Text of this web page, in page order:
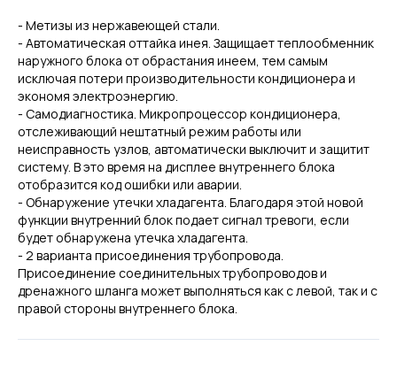
- Метизы из нержавеющей стали.
- Автоматическая оттайка инея. Защищает теплообменник
наружного блока от обрастания инеем, тем самым
исключая потери производительности кондиционера и
экономя электроэнергию.
- Самодиагностика. Микропроцессор кондиционера,
отслеживающий нештатный режим работы или
неисправность узлов, автоматически выключит и защитит
систему. В это время на дисплее внутреннего блока
отобразится код ошибки или аварии.
- Обнаружение утечки хладагента. Благодаря этой новой
функции внутренний блок подает сигнал тревоги, если
будет обнаружена утечка хладагента.
- 2 варианта присоединения трубопровода.
Присоединение соединительных трубопроводов и
дренажного шланга может выполняться как с левой, так и с
правой стороны внутреннего блока.